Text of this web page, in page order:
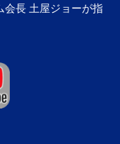
会長 土屋ジョーが指